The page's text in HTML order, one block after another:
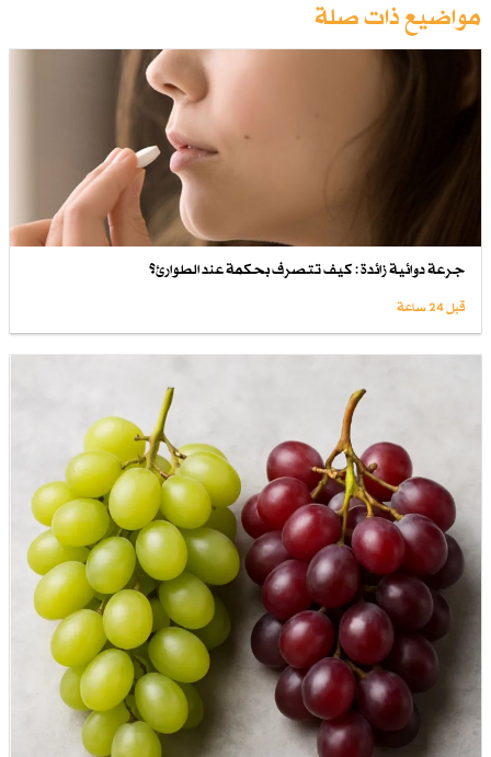
مواضيع ذات صلة
جرعة دوائية زائدة : كيف تتصرف بحكمة عند الطوارئ؟
قبل 24 ساعة